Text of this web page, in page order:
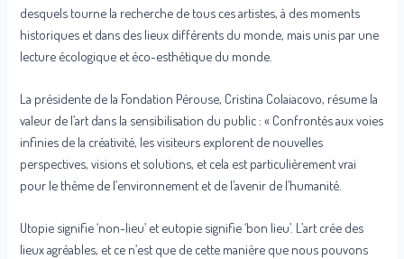
desquels tourne la recherche de tous ces artistes, à des moments
historiques et dans des lieux différents du monde, mais unis par une
lecture écologique et éco-esthétique du monde.
La présidente de la Fondation Pérouse, Cristina Colaiacovo, résume la
valeur de l’art dans la sensibilisation du public : « Confrontés aux voies
infinies de la créativité, les visiteurs explorent de nouvelles
perspectives, visions et solutions, et cela est particulièrement vrai
pour le thème de l’environnement et de l’avenir de l’humanité.
Utopie signifie ‘non-lieu’ et eutopie signifie ‘bon lieu’. L’art crée des
lieux agréables, et ce n’est que de cette manière que nous pouvons